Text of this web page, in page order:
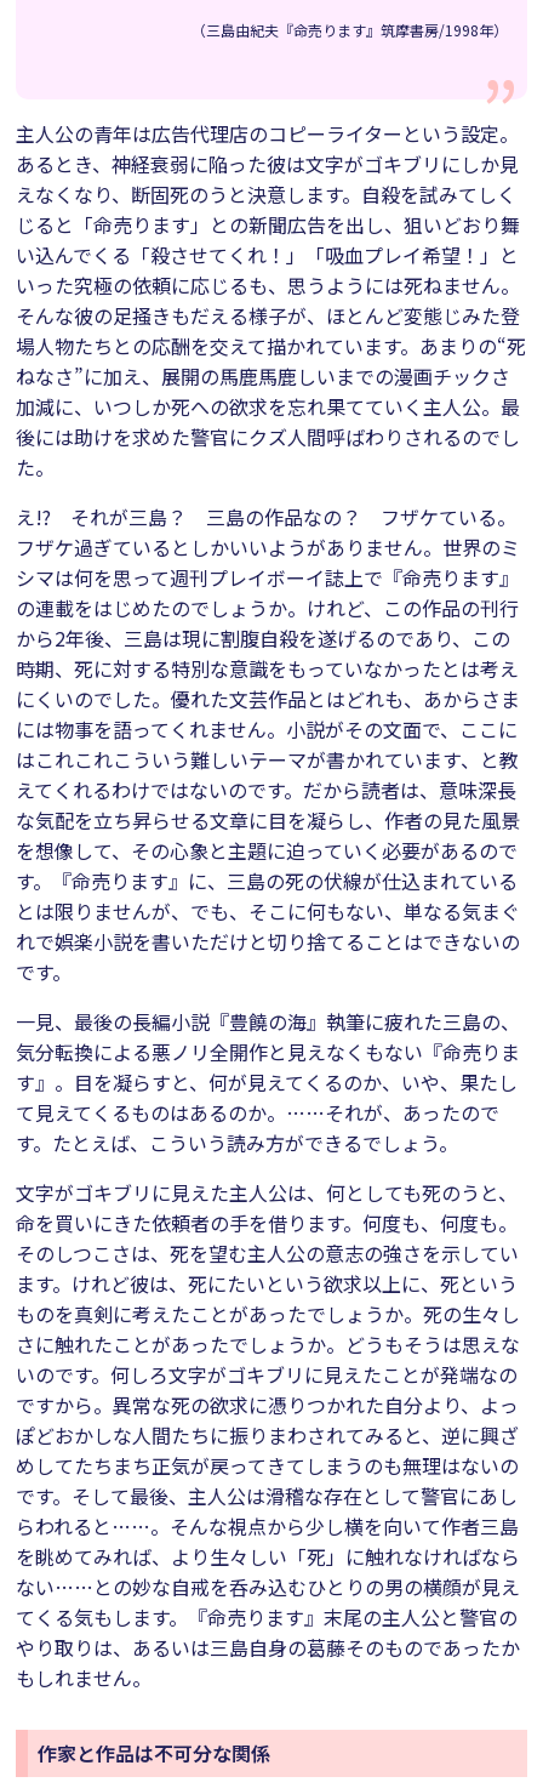
（三島由紀夫『命売ります』筑摩書房/1998年）
主人公の青年は広告代理店のコピーライターという設定。
あるとき、神経衰弱に陥った彼は文字がゴキブリにしか見
えなくなり、断固死のうと決意します。自殺を試みてしく
じると「命売ります」との新聞広告を出し、狙いどおり舞
い込んでくる「殺させてくれ！」「吸血プレイ希望！」と
いった究極の依頼に応じるも、思うようには死ねません。
そんな彼の足掻きもだえる様子が、ほとんど変態じみた登
場人物たちとの応酬を交えて描かれています。あまりの“死
ねなさ”に加え、展開の馬鹿馬鹿しいまでの漫画チックさ
加減に、いつしか死への欲求を忘れ果てていく主人公。最
後には助けを求めた警官にクズ人間呼ばわりされるのでし
た。
え!? それが三島？ 三島の作品なの？ フザケている。
フザケ過ぎているとしかいいようがありません。世界のミ
シマは何を思って週刊プレイボーイ誌上で『命売ります』
の連載をはじめたのでしょうか。けれど、この作品の刊行
から2年後、三島は現に割腹自殺を遂げるのであり、この
時期、死に対する特別な意識をもっていなかったとは考え
にくいのでした。優れた文芸作品とはどれも、あからさま
には物事を語ってくれません。小説がその文面で、ここに
はこれこれこういう難しいテーマが書かれています、と教
えてくれるわけではないのです。だから読者は、意味深長
な気配を立ち昇らせる文章に目を凝らし、作者の見た風景
を想像して、その心象と主題に迫っていく必要があるので
す。『命売ります』に、三島の死の伏線が仕込まれている
とは限りませんが、でも、そこに何もない、単なる気まぐ
れで娯楽小説を書いただけと切り捨てることはできないの
です。
一見、最後の長編小説『豊饒の海』執筆に疲れた三島の、
気分転換による悪ノリ全開作と見えなくもない『命売りま
す』。目を凝らすと、何が見えてくるのか、いや、果たし
て見えてくるものはあるのか。……それが、あったので
す。たとえば、こういう読み方ができるでしょう。
文字がゴキブリに見えた主人公は、何としても死のうと、
命を買いにきた依頼者の手を借ります。何度も、何度も。
そのしつこさは、死を望む主人公の意志の強さを示してい
ます。けれど彼は、死にたいという欲求以上に、死という
ものを真剣に考えたことがあったでしょうか。死の生々し
さに触れたことがあったでしょうか。どうもそうは思えな
いのです。何しろ文字がゴキブリに見えたことが発端なの
ですから。異常な死の欲求に憑りつかれた自分より、よっ
ぽどおかしな人間たちに振りまわされてみると、逆に興ざ
めしてたちまち正気が戻ってきてしまうのも無理はないの
です。そして最後、主人公は滑稽な存在として警官にあし
らわれると……。そんな視点から少し横を向いて作者三島
を眺めてみれば、より生々しい「死」に触れなければなら
ない……との妙な自戒を呑み込むひとりの男の横顔が見え
てくる気もします。『命売ります』末尾の主人公と警官の
やり取りは、あるいは三島自身の葛藤そのものであったか
もしれません。
作家と作品は不可分な関係